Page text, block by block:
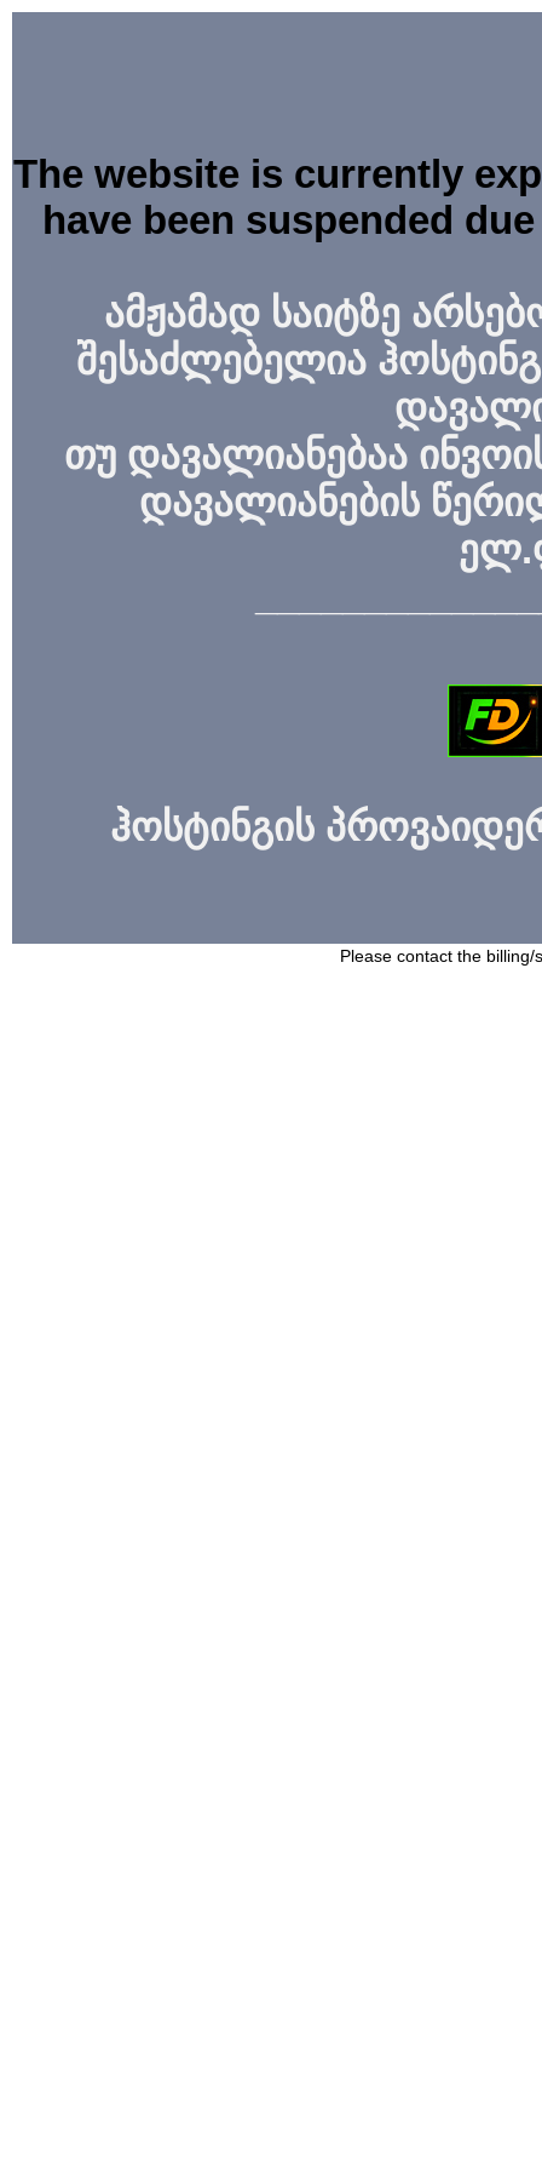
The website is currently
have been suspended
ამჟამად საიტზე
შესაძლებელია
თუ დავალიანებაა
დავალიანების
ჰოსტინგის
Please contact the